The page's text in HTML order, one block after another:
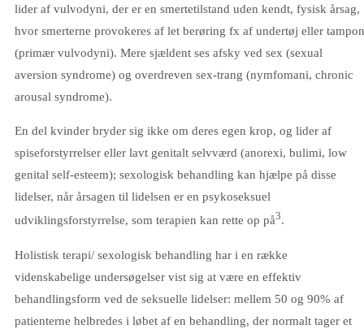
lider af vulvodyni, der er en smertetilstand uden kendt, fysisk årsag,
hvor smerterne provokeres af let berøring fx af undertøj eller tampon
(primær vulvodyni). Mere sjældent ses afsky ved sex (sexual
aversion syndrome) og overdreven sex-trang (nymfomani, chronic
arousal syndrome).
En del kvinder bryder sig ikke om deres egen krop, og lider af
spiseforstyrrelser eller lavt genitalt selvværd (anorexi, bulimi, low
genital self-esteem); sexologisk behandling kan hjælpe på disse
lidelser, når årsagen til lidelsen er en psykoseksuel
udviklingsforstyrrelse, som terapien kan rette op på3.
Holistisk terapi/ sexologisk behandling har i en række
videnskabelige undersøgelser vist sig at være en effektiv
behandlingsform ved de seksuelle lidelser: mellem 50 og 90% af
patienterne helbredes i løbet af en behandling, der normalt tager et